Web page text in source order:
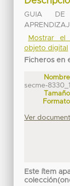
GUIA DE
Mostrar el
objeto digital
Ficheros en
secme-
Ver
Este ítem